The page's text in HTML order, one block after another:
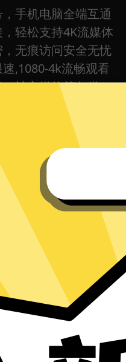
手机电脑全端互通
轻松支持4K流媒体
无痕访问安全无忧
,1080-4k流畅观看
社交媒体等各类App
有免费时间
题，请重新下载App！